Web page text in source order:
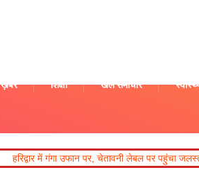
ख़बरें शिक्षा खेल समाचार
चेतावनी लेबल पर पहुंचा जलस्तर उत्तराखंड में भारी